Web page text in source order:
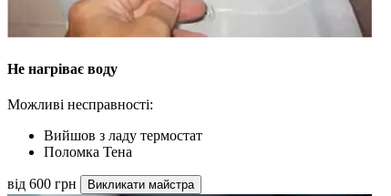
Не нагріває воду
Можливі несправності:
Вийшов з ладу термостат
Поломка Тена
від 600 грн Викликати майстра